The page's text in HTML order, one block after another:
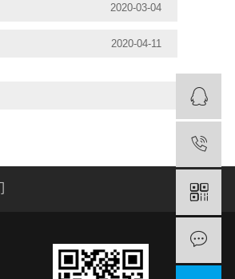
2020-03-04
2020-04-11